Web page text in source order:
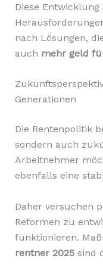
Diese
nach Lösungen,
auch mehr geld
Generationen
Die Rentenpolitik
sondern auch
Arbeitnehmer
ebenfalls eine
Daher versuchen
Reformen zu
funktionieren.
rentner 2025sind